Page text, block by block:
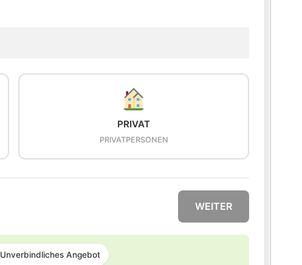
PRIVAT
PRIVATPERSONEN
WEITER
Unverbindliches Angebot